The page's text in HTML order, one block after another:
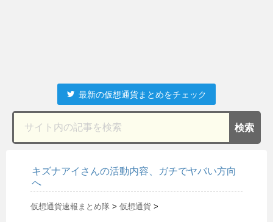
最新の仮想通貨まとめをチェック
キズナアイさんの活動内容、ガチでヤバい方向
へ
仮想通貨速報まとめ隊 > 仮想通貨 >